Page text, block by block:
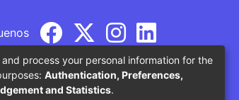
process your personal information for the
Authentication, Preferences,
and Statistics.